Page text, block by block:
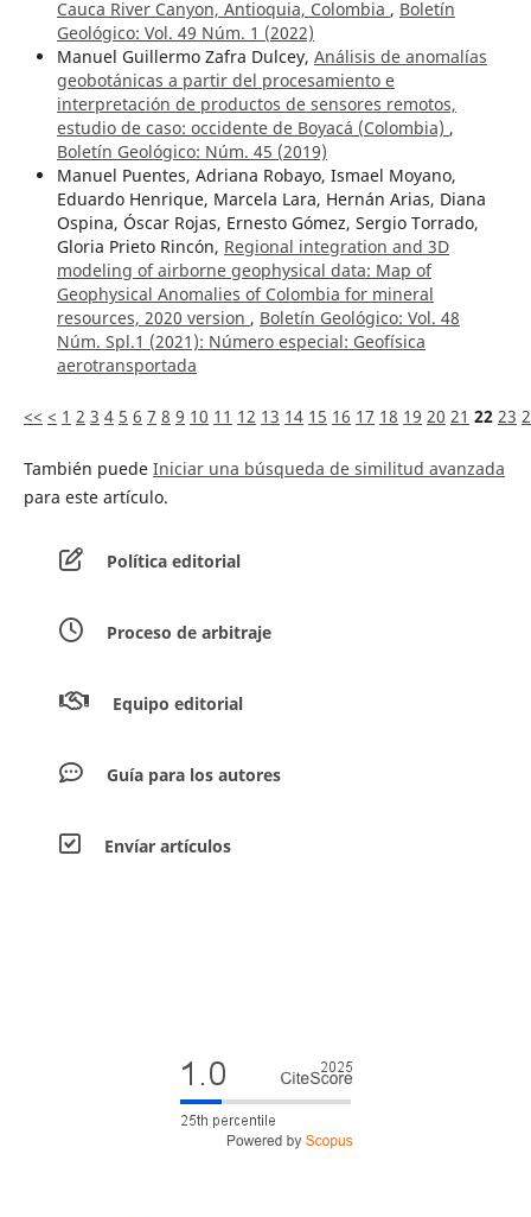
Cauca River Canyon, Antioquia, Colombia , Boletín
Geológico: Vol. 49 Núm. 1 (2022)
Manuel Guillermo Zafra Dulcey, Análisis de anomalías
geobotánicas a partir del procesamiento e
interpretación de productos de sensores remotos,
estudio de caso: occidente de Boyacá (Colombia) ,
Boletín Geológico: Núm. 45 (2019)
Manuel Puentes, Adriana Robayo, Ismael Moyano,
Eduardo Henrique, Marcela Lara, Hernán Arias, Diana
Ospina, Óscar Rojas, Ernesto Gómez, Sergio Torrado,
Gloria Prieto Rincón, Regional integration and 3D
modeling of airborne geophysical data: Map of
Geophysical Anomalies of Colombia for mineral
resources, 2020 version , Boletín Geológico: Vol. 48
Núm. Spl.1 (2021): Número especial: Geofísica
aerotransportada
<< < 1 2 3 4 5 6 7 8 9 10 11 12 13 14 15 16 17 18 19 20 21 22 23
También puede Iniciar una búsqueda de similitud avanzada
para este artículo.
Política editorial
Proceso de arbitraje
Equipo editorial
Guía para los autores
Envíar artículos